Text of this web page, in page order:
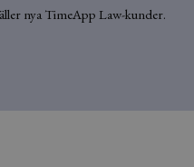
nya TimeApp Law-kunder.